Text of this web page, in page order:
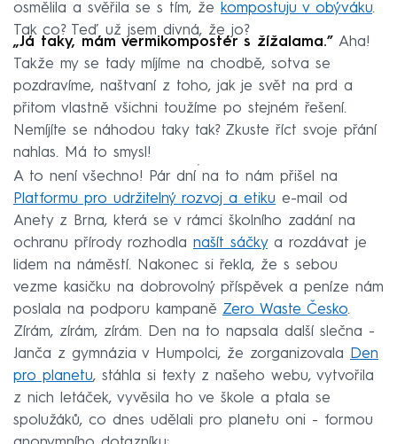
osmělila a svěřila se s tím, že kompostuju v obýváku.
Tak co? Teď už jsem divná, že jo?
„Já taky, mám vermikompostér s žížalama.” Aha!
Takže my se tady míjíme na chodbě, sotva se
pozdravíme, naštvaní z toho, jak je svět na prd a
přitom vlastně všichni toužíme po stejném řešení.
Nemíjíte se náhodou taky tak? Zkuste říct svoje přání
nahlas. Má to smysl!
A to není všechno! Pár dní na to nám přišel na
Platformu pro udržitelný rozvoj a etiku e-mail od
Anety z Brna, která se v rámci školního zadání na
ochranu přírody rozhodla našít sáčkya rozdávat je
lidem na náměstí. Nakonec si řekla, že s sebou
vezme kasičku na dobrovolný příspěvek a peníze nám
poslala na podporu kampaně Zero Waste Česko.
Zírám, zírám, zírám. Den na to napsala další slečna -
Janča z gymnázia v Humpolci, že zorganizovala
Den
pro planetu, stáhla si texty z našeho webu, vytvořila
z nich letáček, vyvěsila ho ve škole a ptala se
spolužáků, co dnes udělali pro planetu oni - formou